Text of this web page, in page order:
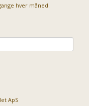
hver måned.
ApS